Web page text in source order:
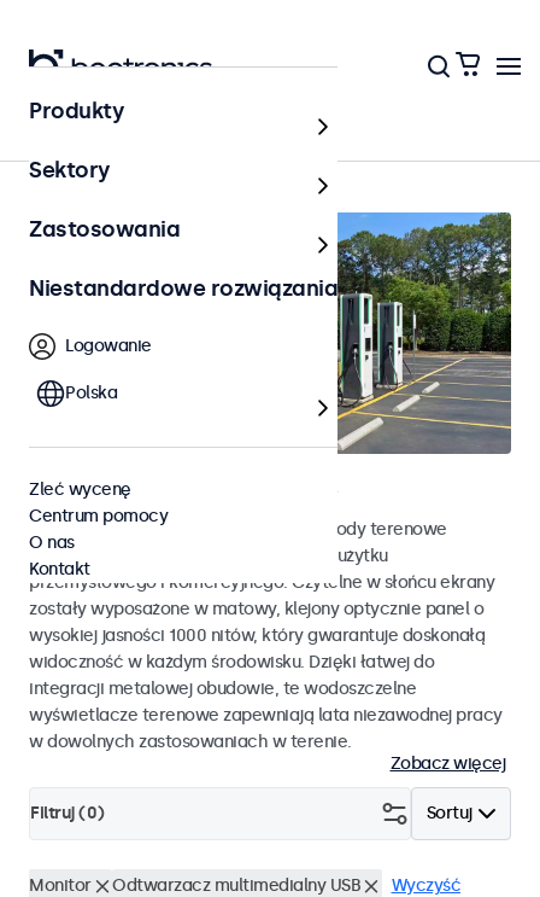
Strona główna
Terenowe monitory dotykowe
Poznaj nasze odporne na działanie pogody terenowe
monitory dotykowe przystosowane do użytku
przemysłowego i komercyjnego. Czytelne w słońcu ekrany
zostały wyposażone w matowy, klejony optycznie panel o
wysokiej jasności 1000 nitów, który gwarantuje doskonałą
widoczność w każdym środowisku. Dzięki łatwej do
integracji metalowej obudowie, te wodoszczelne
wyświetlacze terenowe zapewniają lata niezawodnej pracy
w dowolnych zastosowaniach w terenie.
Zobacz więcej
Sortuj
Filtruj (0)
Monitor Odtwarzacz multimedialny USB Wyczyść
Produkty
Sektory
Zastosowania
Niestandardowe rozwiązania
Logowanie
Polska
Zleć wycenę
Centrum pomocy
O nas
Kontakt